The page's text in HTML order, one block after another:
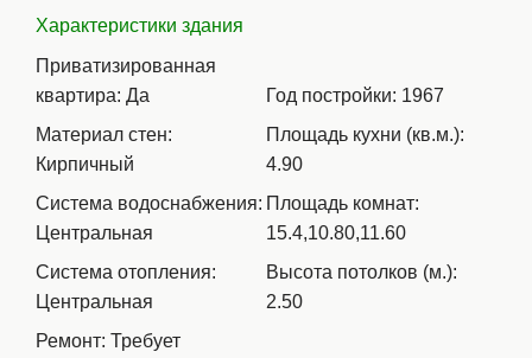
Характеристики здания
Приватизированная
квартира: Да
Год постройки: 1967
Материал стен:
Кирпичный
Площадь кухни (кв.м.):
4.90
Система водоснабжения:
Центральная
Площадь комнат:
15.4,10.80,11.60
Система отопления:
Центральная
Высота потолков (м.):
2.50
Ремонт: Требует